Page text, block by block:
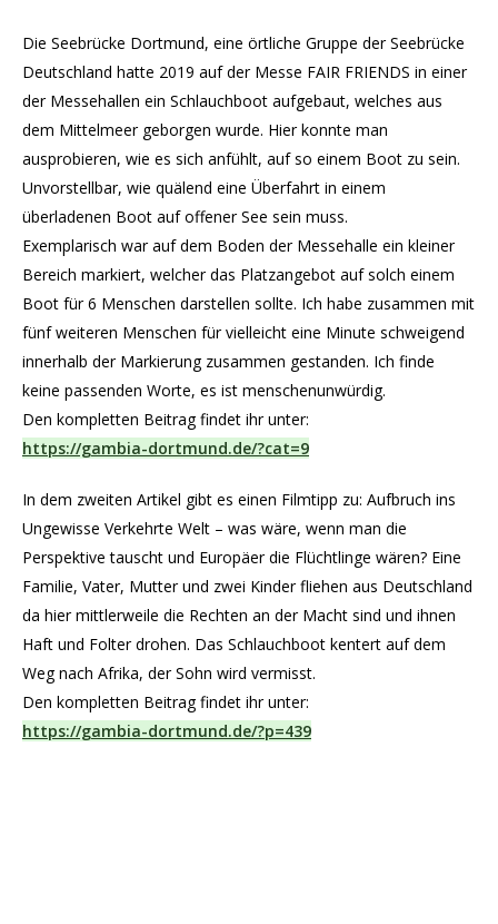
Die Seebrücke Dortmund, eine örtliche Gruppe der Seebrücke
Deutschland hatte 2019 auf der Messe FAIR FRIENDS in einer
der Messehallen ein Schlauchboot aufgebaut, welches aus
dem Mittelmeer geborgen wurde. Hier konnte man
ausprobieren, wie es sich anfühlt, auf so einem Boot zu sein.
Unvorstellbar, wie quälend eine Überfahrt in einem
überladenen Boot auf offener See sein muss.
Exemplarisch war auf dem Boden der Messehalle ein kleiner
Bereich markiert, welcher das Platzangebot auf solch einem
Boot für 6 Menschen darstellen sollte. Ich habe zusammen mit
fünf weiteren Menschen für vielleicht eine Minute schweigend
innerhalb der Markierung zusammen gestanden. Ich finde
keine passenden Worte, es ist menschenunwürdig.
Den kompletten Beitrag findet ihr unter:
https://gambia-dortmund.de/?cat=9
In dem zweiten Artikel gibt es einen Filmtipp zu: Aufbruch ins
Ungewisse Verkehrte Welt – was wäre, wenn man die
Perspektive tauscht und Europäer die Flüchtlinge wären? Eine
Familie, Vater, Mutter und zwei Kinder fliehen aus Deutschland
da hier mittlerweile die Rechten an der Macht sind und ihnen
Haft und Folter drohen. Das Schlauchboot kentert auf dem
Weg nach Afrika, der Sohn wird vermisst.
Den kompletten Beitrag findet ihr unter:
https://gambia-dortmund.de/?p=439